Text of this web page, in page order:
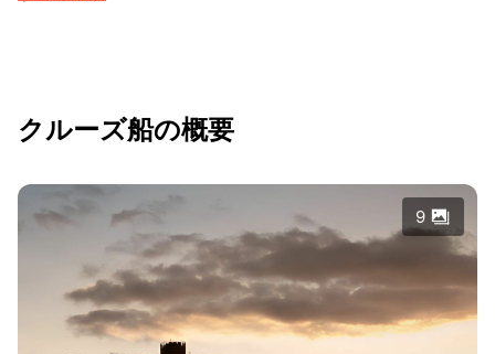
クルーズ船の概要
9